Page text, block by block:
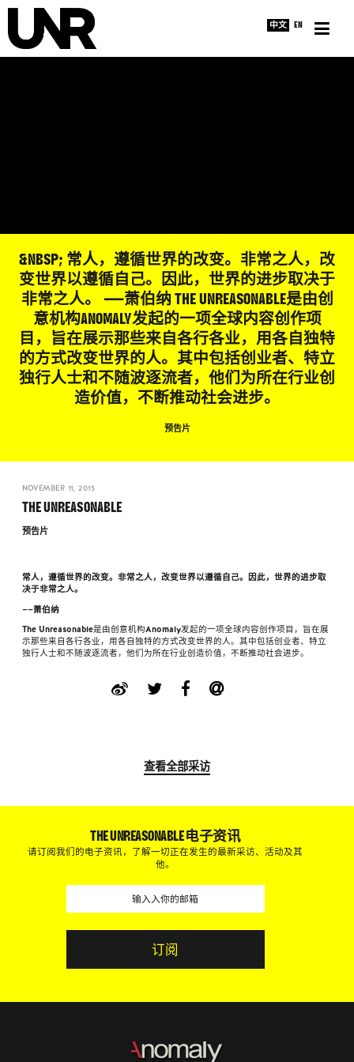
关于
中文 EN
&NBSP; 常人，遵循世界的改变。非常之人，改
变世界以遵循自己。因此，世界的进步取决于
非常之人。 ——萧伯纳 THE UNREASONABLE是由创
意机构ANOMALY发起的一项全球内容创作项
目，旨在展示那些来自各行各业，用各自独特
的方式改变世界的人。其中包括创业者、特立
独行人士和不随波逐流者，他们为所在行业创
造价值，不断推动社会进步。
预告片
NOVEMBER 11, 2015
THE UNREASONABLE
预告片
常人，遵循世界的改变。非常之人，改变世界以遵循自己。因此，世界的进步取
决于非常之人。
——萧伯纳
The Unreasonable是由创意机构Anomaly发起的一项全球内容创作项目，旨在展
示那些来自各行各业，用各自独特的方式改变世界的人。其中包括创业者、特立
独行人士和不随波逐流者，他们为所在行业创造价值，不断推动社会进步。
查看全部采访
THE UNREASONABLE 电子资讯
请订阅我们的电子资讯，了解一切正在发生的最新采访、活动及其
他。